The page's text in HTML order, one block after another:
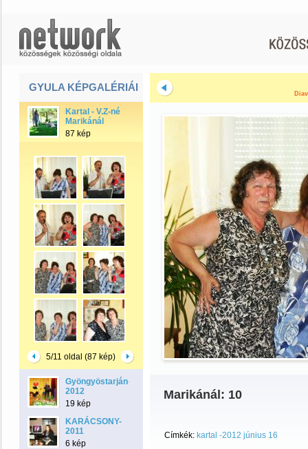
GYULA KÉPGALÉRIÁI
Kartal - V.Z-né
Marikánál
87 kép
5/11 oldal (87 kép)
Gyöngyöstarján-
2012
19 kép
KARÁCSONY-
2011
6 kép
Marikánál: 10
Címkék: kartal -2012 június 16